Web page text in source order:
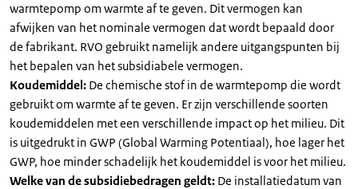
warmtepomp om warmte af te geven. Dit vermogen kan
afwijken van het nominale vermogen dat wordt bepaald door
de fabrikant. RVO gebruikt namelijk andere uitgangspunten bij
het bepalen van het subsidiabele vermogen.
Koudemiddel: De chemische stof in de warmtepomp die wordt
gebruikt om warmte af te geven. Er zijn verschillende soorten
koudemiddelen met een verschillende impact op het milieu. Dit
is uitgedrukt in GWP (Global Warming Potentiaal), hoe lager het
GWP, hoe minder schadelijk het koudemiddel is voor het milieu.
Welke van de subsidiebedragen geldt: De installatiedatum van